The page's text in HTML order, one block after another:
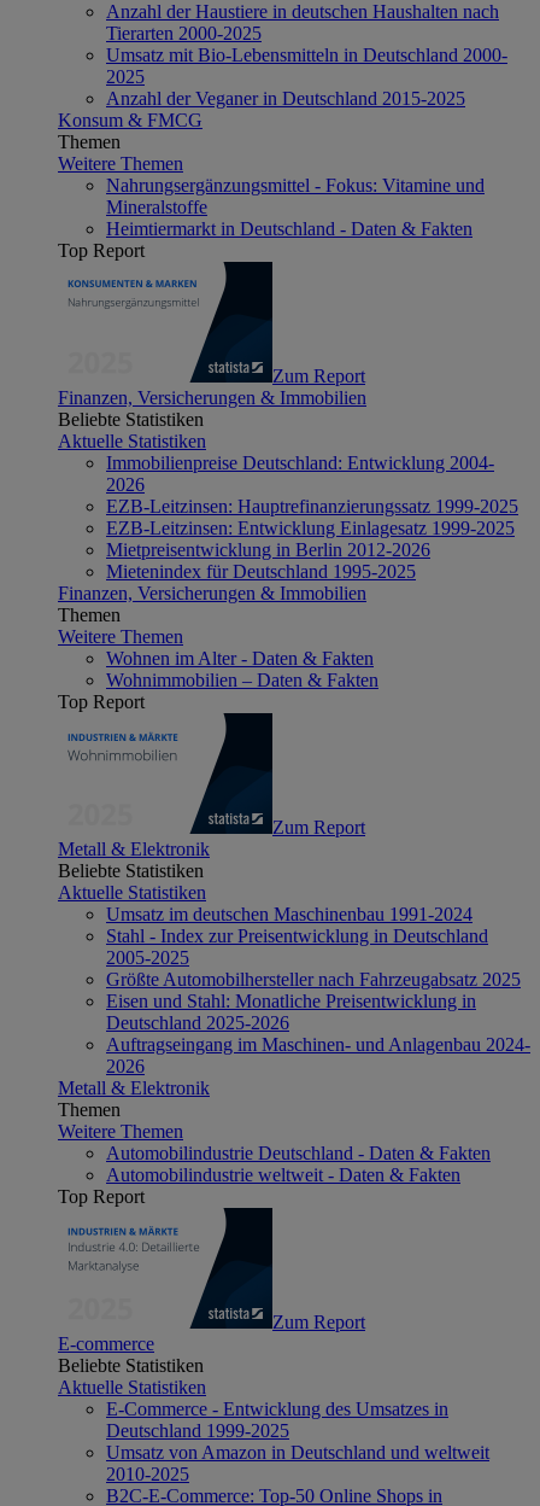
Anzahl der Haustiere in deutschen Haushalten nach
Tierarten 2000-2025
Umsatz mit Bio-Lebensmitteln in Deutschland 2000-
2025
Anzahl der Veganer in Deutschland 2015-2025
Konsum & FMCG
Themen
Weitere Themen
Nahrungsergänzungsmittel - Fokus: Vitamine und
Mineralstoffe
Heimtiermarkt in Deutschland - Daten & Fakten
Top Report
Zum Report
Finanzen, Versicherungen & Immobilien
Beliebte Statistiken
Aktuelle Statistiken
Immobilienpreise Deutschland: Entwicklung 2004-
2026
EZB-Leitzinsen: Hauptrefinanzierungssatz 1999-2025
EZB-Leitzinsen: Entwicklung Einlagesatz 1999-2025
Mietpreisentwicklung in Berlin 2012-2026
Mietenindex für Deutschland 1995-2025
Finanzen, Versicherungen & Immobilien
Themen
Weitere Themen
Wohnen im Alter - Daten & Fakten
Wohnimmobilien – Daten & Fakten
Top Report
Zum Report
Metall & Elektronik
Beliebte Statistiken
Aktuelle Statistiken
Umsatz im deutschen Maschinenbau 1991-2024
Stahl - Index zur Preisentwicklung in Deutschland
2005-2025
Größte Automobilhersteller nach Fahrzeugabsatz 2025
Eisen und Stahl: Monatliche Preisentwicklung in
Deutschland 2025-2026
Auftragseingang im Maschinen- und Anlagenbau 2024-
2026
Metall & Elektronik
Themen
Weitere Themen
Automobilindustrie Deutschland - Daten & Fakten
Automobilindustrie weltweit - Daten & Fakten
Top Report
Zum Report
E-commerce
Beliebte Statistiken
Aktuelle Statistiken
E-Commerce - Entwicklung des Umsatzes in
Deutschland 1999-2025
Umsatz von Amazon in Deutschland und weltweit
2010-2025
B2C-E-Commerce: Top-50 Online Shops in